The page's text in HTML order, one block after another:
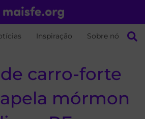
Inspiração Sobre nós
carro-forte
mórmon